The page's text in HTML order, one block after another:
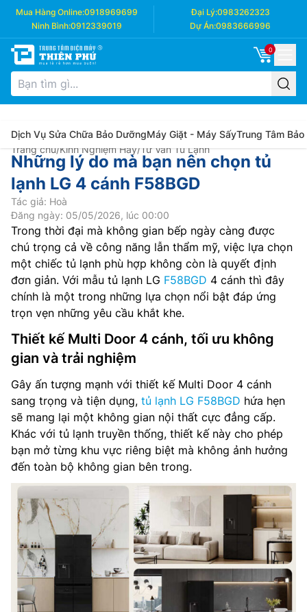
Mua Hàng Online:0918969699 Đại Lý:0983262323
Ninh Bình:0912339019 Dự Án:0983666996
0
Dịch Vụ Sửa Chữa Bảo DưỡngMáy Giặt - Máy SấyTrung Tâm Bảo
Trang chủ/Kinh Nghiệm Hay/Tư Vấn Tủ Lạnh
Những lý do mà bạn nên chọn tủ
lạnh LG 4 cánh F58BGD
Tác giả: Hoà
Đăng ngày: 05/05/2026, lúc 00:00
Trong thời đại mà không gian bếp ngày càng được
chú trọng cả về công năng lẫn thẩm mỹ, việc lựa chọn
một chiếc tủ lạnh phù hợp không còn là quyết định
đơn giản. Với mẫu tủ lạnh LG F58BGD 4 cánh thì đây
chính là một trong những lựa chọn nổi bật đáp ứng
trọn vẹn những yêu cầu khắt khe.
Thiết kế Multi Door 4 cánh, tối ưu không
gian và trải nghiệm
Gây ấn tượng mạnh với thiết kế Multi Door 4 cánh
sang trọng và tiện dụng, tủ lạnh LG F58BGD hứa hẹn
sẽ mang lại một không gian nội thất cực đẳng cấp.
Khác với tủ lạnh truyền thống, thiết kế này cho phép
bạn mở từng khu vực riêng biệt mà không ảnh hưởng
đến toàn bộ không gian bên trong.